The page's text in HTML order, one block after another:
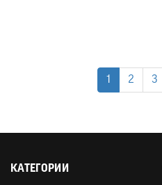
1 2 3
КАТЕГОРИИ